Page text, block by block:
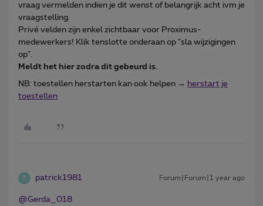
vraag vermelden indien je dit wenst of belangrijk acht ivm je
vraagstelling.
Privé velden zijn enkel zichtbaar voor Proximus-
medewerkers! Klik tenslotte onderaan op "sla wijzigingen
op".
Meldt het hier zodra dit gebeurd is.
NB: toestellen herstarten kan ook helpen → herstart je
toestellen
P patrick1981 Forum|Forum|1 year ago
@Gerda_018